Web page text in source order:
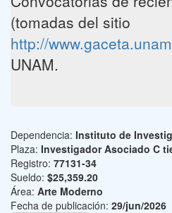
(tomadas del sitio
http://
UNAM.
Dependencia: Instituto de
Plaza: Investigador Asociado C
Registro: 77131-34
Sueldo: $25,359.20
Área: Arte Moderno
Fecha de publicación: 29/jun/2026